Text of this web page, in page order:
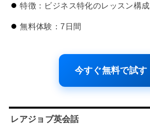
特徴：ビジネス特化のレッスン構成
無料体験：7日間
今すぐ無料で試す
レアジョブ英会話